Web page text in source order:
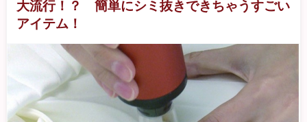
大流行！？ 簡単にシミ抜きできちゃうすごい
アイテム！